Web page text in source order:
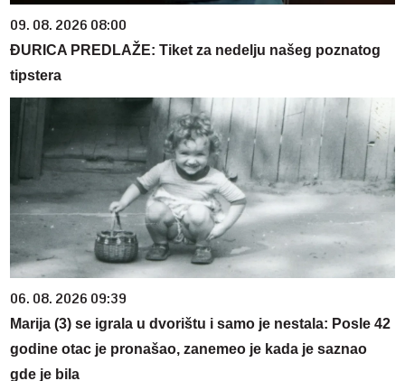
09. 08. 2026 08:00
ĐURICA PREDLAŽE: Tiket za nedelju našeg poznatog
tipstera
06. 08. 2026 09:39
Marija (3) se igrala u dvorištu i samo je nestala: Posle 42
godine otac je pronašao, zanemeo je kada je saznao
gde je bila